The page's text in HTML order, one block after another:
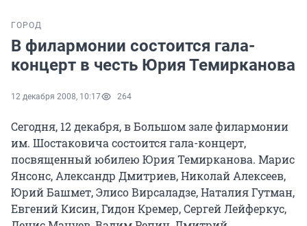
ГОРОД
В филармонии состоится гала-
концерт в честь Юрия Темирканова
12 декабря 2008, 10:17 264
Сегодня, 12 декабря, в Большом зале филармонии
им. Шостаковича состоится гала-концерт,
посвященный юбилею Юрия Темирканова. Марис
Янсонс, Александр Дмитриев, Николай Алексеев,
Юрий Башмет, Элисо Вирсаладзе, Наталия Гутман,
Евгений Кисин, Гидон Кремер, Сергей Лейферкус,